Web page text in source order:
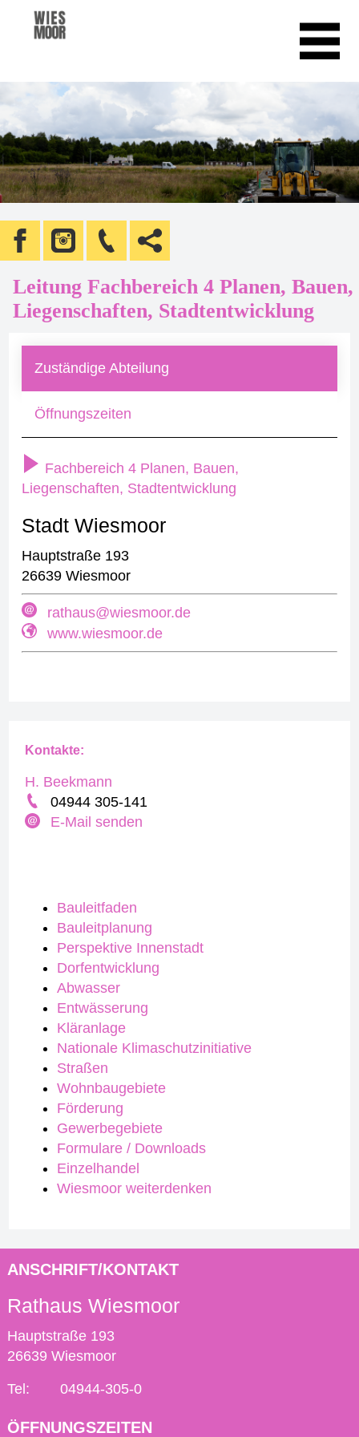
Leitung Fachbereich 4 Planen, Bauen,
Liegenschaften, Stadtentwicklung
Zuständige Abteilung
Öffnungszeiten
Fachbereich 4 Planen, Bauen,
Liegenschaften, Stadtentwicklung
Stadt Wiesmoor
Hauptstraße 193
26639 Wiesmoor
rathaus@wiesmoor.de
www.wiesmoor.de
Bauleitfaden
Bauleitplanung
Perspektive Innenstadt
Dorfentwicklung
Abwasser
Entwässerung
Kläranlage
Nationale Klimaschutzinitiative
Straßen
Wohnbaugebiete
Förderung
Gewerbegebiete
Formulare / Downloads
Einzelhandel
Wiesmoor weiterdenken
Kontakte:
H. Beekmann
04944 305-141
E-Mail senden
ANSCHRIFT/KONTAKT
Rathaus Wiesmoor
Hauptstraße 193
26639 Wiesmoor
Tel: 04944-305-0
ÖFFNUNGSZEITEN